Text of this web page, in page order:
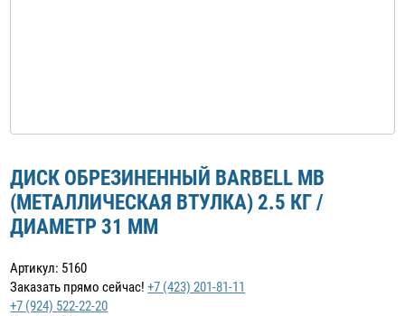
ДИСК ОБРЕЗИНЕННЫЙ BARBELL MB
(МЕТАЛЛИЧЕСКАЯ ВТУЛКА) 2.5 КГ /
ДИАМЕТР 31 ММ
Артикул: 5160
Заказать прямо сейчас! +7 (423) 201-81-11
+7 (924) 522-22-20